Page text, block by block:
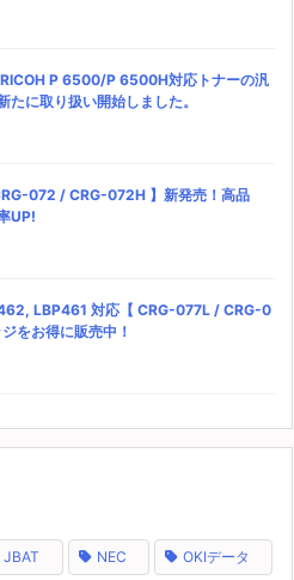
RICOH P 6500/P 6500H対応トナーの汎
たに取り扱い開始しました。
072 / CRG-072H 】新発売！高品
UP!
LBP461 対応【 CRG-077L / CRG-0
をお得に販売中！
JBAT NEC OKIデータ